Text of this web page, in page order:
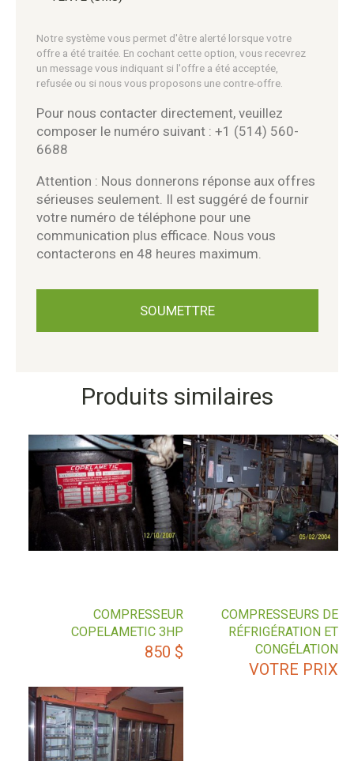
Notre système vous permet d'être alerté lorsque votre
offre a été traitée. En cochant cette option, vous recevrez
un message vous indiquant si l'offre a été acceptée,
refusée ou si nous vous proposons une contre-offre.
Pour nous contacter directement, veuillez
composer le numéro suivant : +1 (514) 560-
6688
Attention : Nous donnerons réponse aux offres
sérieuses seulement. Il est suggéré de fournir
votre numéro de téléphone pour une
communication plus efficace. Nous vous
contacterons en 48 heures maximum.
Produits similaires
COMPRESSEURS DE
RÉFRIGÉRATION ET
CONGÉLATION
VOTRE PRIX
COMPRESSEUR
COPELAMETIC 3HP
850 $